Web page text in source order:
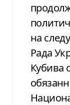
на
Рада
Кубива